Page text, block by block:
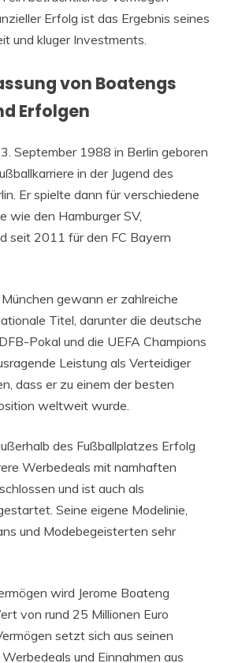
Erfolg ist das Ergebnis seines
und kluger Investments.
von Boatengs
Erfolgen
September 1988 in Berlin geboren
in der Jugend des
Er spielte dann für verschiedene
wie den Hamburger SV,
seit 2011 für den FC Bayern
gewann er zahlreiche
Titel, darunter die deutsche
Pokal und die UEFA Champions
Leistung als Verteidiger
dass er zu einem der besten
weltweit wurde.
des Fußballplatzes Erfolg
Werbedeals mit namhaften
und ist auch als
Seine eigene Modelinie,
und Modebegeisterten sehr
wird Jerome Boateng
von rund 25 Millionen Euro
setzt sich aus seinen
und Einnahmen aus